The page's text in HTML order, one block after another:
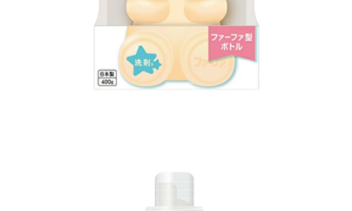
權轉讓予恩沛科技股份有限公司。
２．關於個人資料處理事宜，請瀏覽以下網址：
https://aftee.tw/terms/#terms3
３．未成年的使用者請事先徵得法定代理人或監護人之同意方可使用
「AFTEE先享後付」，若未經同意申辦者引起之損失，本公司不負相關責
４．使用「AFTEE先享後付」時，將依據個別帳號之用戶狀況，依本公司即